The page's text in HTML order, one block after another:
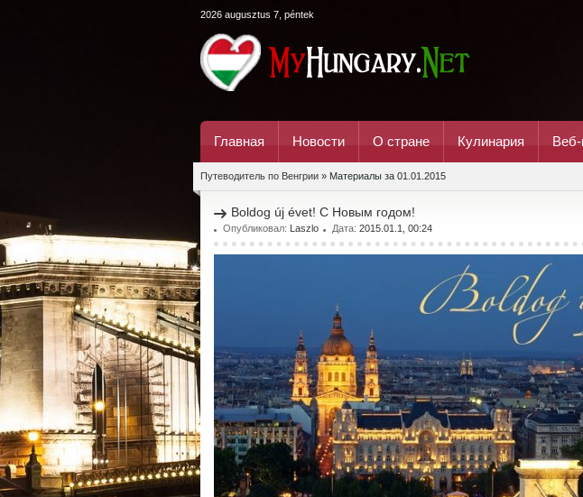
2026 augusztus 7, péntek
Главная Новости О стране Кулинария
Путеводитель по Венгрии » Материалы за 01.01.2015
Boldog új évet! С Новым годом!
Опубликовал: Laszlo Дата: 2015.01.1, 00:24